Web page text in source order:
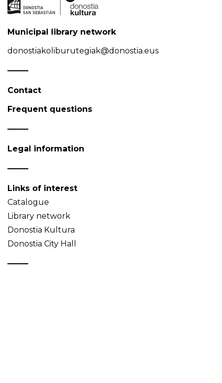
Municipal library network
donostiakoliburutegiak@donostia.eus
Contact
Frequent questions
Legal information
Links of interest
Catalogue
Library network
Donostia Kultura
Donostia City Hall